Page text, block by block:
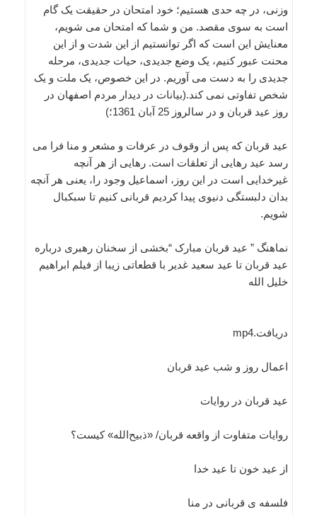
وزنی، در چه حدی هستیم؛ خود امتحان در حقیقت یک گام
است به سوی مقصد. من و شما که امتحان می شویم،
معنایش این است که اگر توانستیم از این شدت و از این
محنت عبور کنیم، یک وضع جدیدی، حیات جدیدی، مرحله
جدیدی را به دست می آوریم. در این خصوص، یک ملت و یک
شخص تفاوتی نمی کند.(بيانات در ديدار مردم اصفهان در
روز عيد قربان و در سالروز 25 آبان 1361؛)
عید قربان که پس از وقوف در عرفات و مشعر و منا فرا مى
رسد عید رهایى از تعلقات است. رهایى از هر آنچه
غیرخدایى است در این روز، اسماعیل وجود را، یعنى هر آنچه
بدان دلبستگى دنیوى پیدا کردیم قربانى کنیم تا سبکبال
شویم.
نماهنگ ” عید قربان مبارک “بخشی از سخنان رهبری درباره
عید قربان تا عید سعید غدیر با قطعاتی زیبا از فیلم ابراهیم
خلیل الله
دریافت.mp4
اعمال روز و شب عید قربان
عید قربان در روایات
روایات متفاوت از واقعه قربان/ «ذبیح‌الله» کیست؟
از عيد خون تا عيد خدا
فلسفه ی قربانی در منا